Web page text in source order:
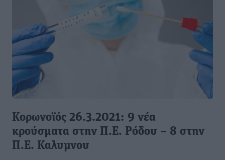
Κορωνοϊός 26.3.2021: 9 νέα
κρούσματα στην Π.Ε. Ρόδου – 8 στην
Π.Ε. Καλυμνου